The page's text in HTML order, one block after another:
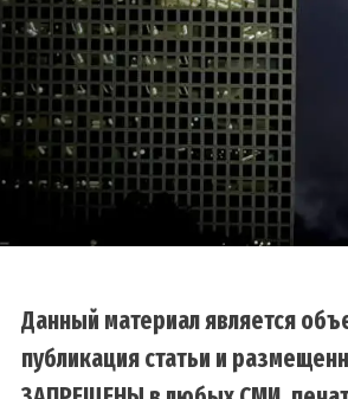
Данный материал является
публикация статьи и